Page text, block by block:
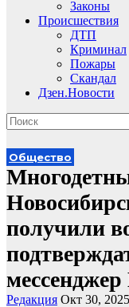
Законы
Происшествия
ДТП
Криминал
Пожары
Скандал
Дзен.Новости
Общество
получили
Редакция Окт 30, 2025